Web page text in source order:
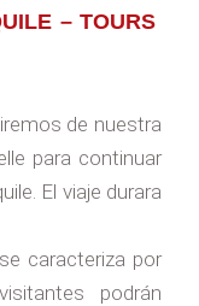
– TOURS
de nuestra
para continuar
El viaje durara
caracteriza por
podrán